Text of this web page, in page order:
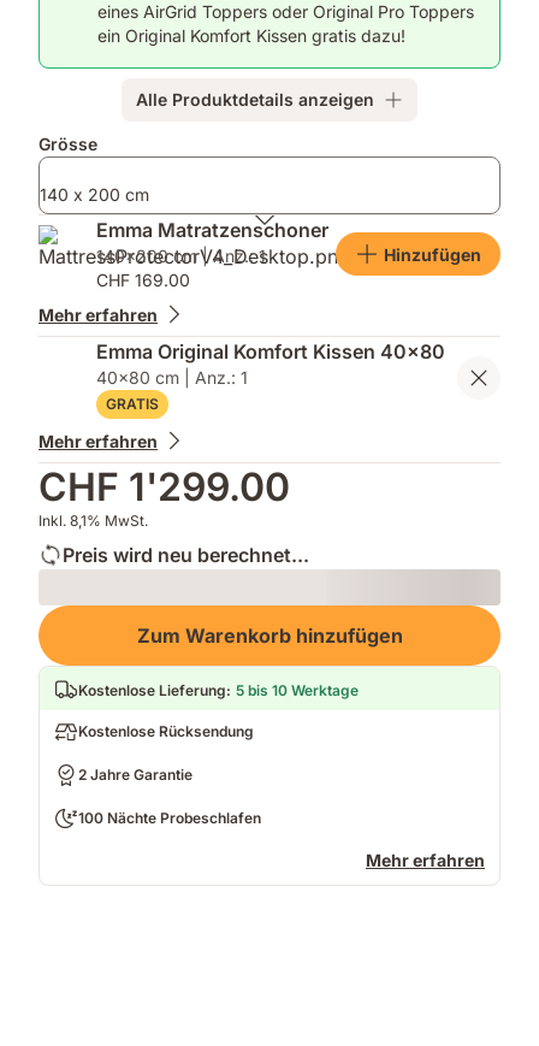
Atmungsaktivität
effizient
eines AirGrid Toppers oder Original Pro Toppers
ein Original Komfort Kissen gratis dazu!
Alle Produktdetails anzeigen
Zusatzprodukte
Grösse
140 x 200 cm
Emma Matratzenschoner
140x200 cm | Anz.: 1
CHF 169.00
Hinzufügen
Mehr erfahren
Emma Original Komfort Kissen 40x80
40x80 cm | Anz.: 1
GRATIS
Mehr erfahren
CHF 1'299.00
Inkl. 8,1% MwSt.
Preis wird neu berechnet...
Loading
Zum Warenkorb hinzufügen
Kostenlose Lieferung: 5 bis 10 Werktage
Kostenlose Rücksendung
2 Jahre Garantie
100 Nächte Probeschlafen
Mehr erfahren